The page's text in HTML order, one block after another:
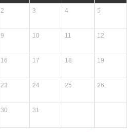
2 3 4 5
9 10 11 12
16 17 18 19
23 24 25 26
30 31